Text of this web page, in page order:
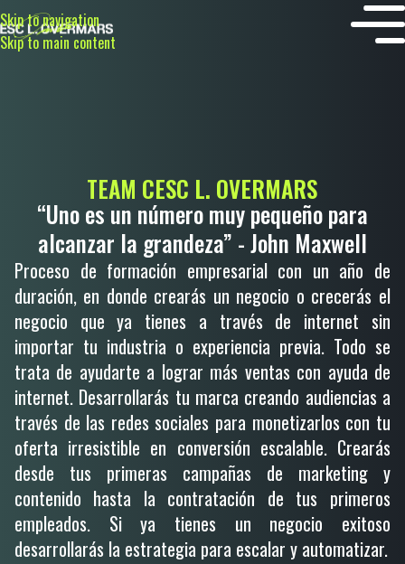
Skip to navigation
Skip to main content
TEAM CESC L. OVERMARS
“Uno es un número muy pequeño para
alcanzar la grandeza” - John Maxwell
Proceso de formación empresarial con un año de
duración, en donde crearás un negocio o crecerás el
negocio que ya tienes a través de internet sin
importar tu industria o experiencia previa. Todo se
trata de ayudarte a lograr más ventas con ayuda de
internet. Desarrollarás tu marca creando audiencias a
través de las redes sociales para monetizarlos con tu
oferta irresistible en conversión escalable. Crearás
desde tus primeras campañas de marketing y
contenido hasta la contratación de tus primeros
empleados. Si ya tienes un negocio exitoso
desarrollarás la estrategia para escalar y automatizar.